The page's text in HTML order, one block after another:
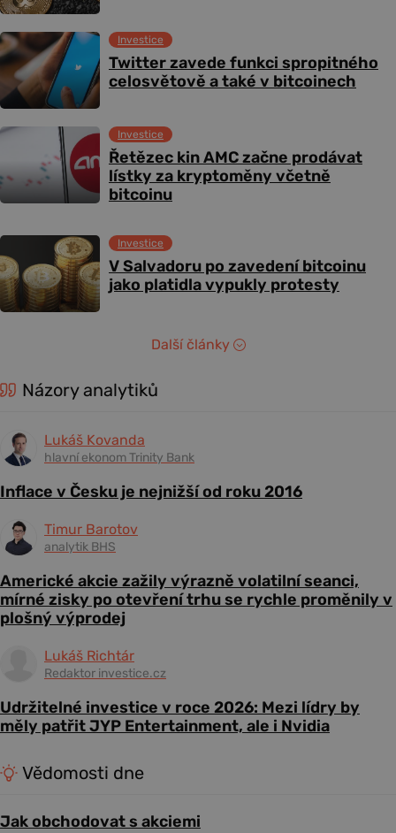
Twitter zavede funkci spropitného
celosvětově a také v bitcoinech
Investice
Řetězec kin AMC začne prodávat
lístky za kryptoměny včetně
bitcoinu
Investice
V Salvadoru po zavedení bitcoinu
jako platidla vypukly protesty
Investice
Další články
Názory analytiků
Lukáš Kovanda
hlavní ekonom Trinity Bank
Inflace v Česku je nejnižší od roku 2016
Timur Barotov
analytik BHS
Americké akcie zažily výrazně volatilní seanci,
mírné zisky po otevření trhu se rychle proměnily v
plošný výprodej
Lukáš Richtár
Redaktor investice.cz
Udržitelné investice v roce 2026: Mezi lídry by
měly patřit JYP Entertainment, ale i Nvidia
Vědomosti dne
Jak obchodovat s akciemi